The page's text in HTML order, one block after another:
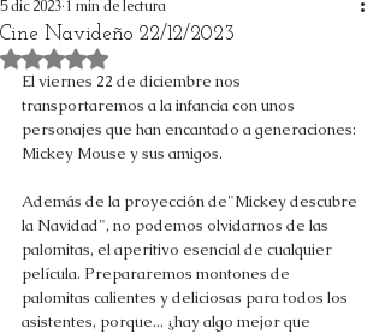
Cine Navideño 22/12/2023
5 dic 2023 1 min de lectura
Obtuvo NaN de 5 estrellas.
El viernes 22 de diciembre nos
transportaremos a la infancia con unos
personajes que han encantado a generaciones:
Mickey Mouse y sus amigos.
Además de la proyección de"Mickey descubre
la Navidad", no podemos olvidarnos de las
palomitas, el aperitivo esencial de cualquier
película. Prepararemos montones de
palomitas calientes y deliciosas para todos los
asistentes, porque... ¿hay algo mejor que